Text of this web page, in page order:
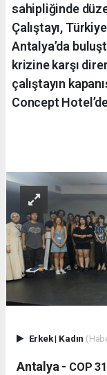
sahipliğinde
Çalıştayı,
Antalya’da
krizine karşı
çalıştayın
Concept
Erkek| Kadın
Antalya - ​COP